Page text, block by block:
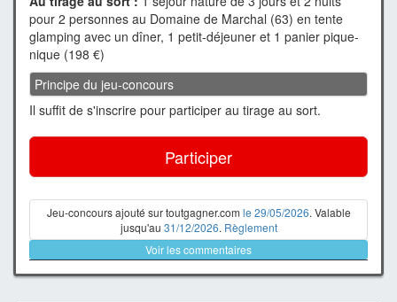
pour 2 personnes au Domaine de Marchal (63) en tente
glamping avec un dîner, 1 petit-déjeuner et 1 panier pique-
nique (198 €)
Principe du jeu-concours
Il suffit de s'inscrire pour participer au tirage au sort.
Participer
Jeu-concours ajouté sur toutgagner.com le 29/05/2026. Valable
jusqu'au 31/12/2026. Règlement
Voir les commentaires